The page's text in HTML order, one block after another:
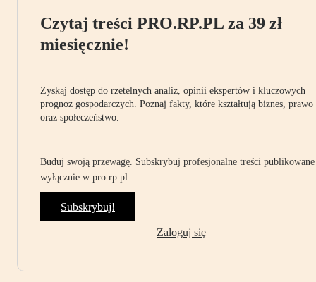
Czytaj treści PRO.RP.PL za 39 zł
miesięcznie!
Zyskaj dostęp do rzetelnych analiz, opinii ekspertów i kluczowych
prognoz gospodarczych. Poznaj fakty, które kształtują biznes, prawo
oraz społeczeństwo.
Buduj swoją przewagę. Subskrybuj profesjonalne treści publikowane
wyłącznie w pro.rp.pl.
Subskrybuj!
Zaloguj się